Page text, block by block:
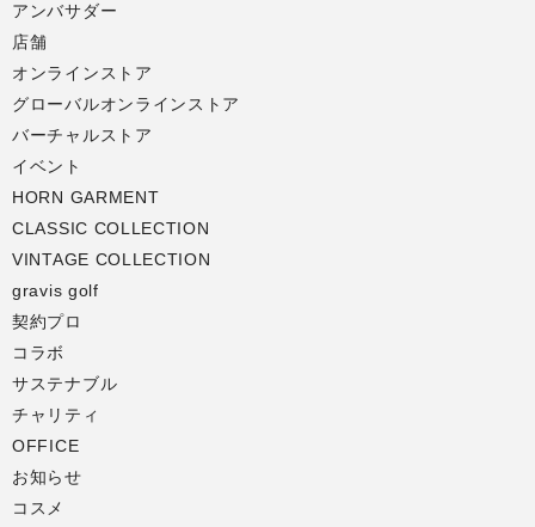
アンバサダー
店舗
オンラインストア
グローバルオンラインストア
バーチャルストア
イベント
HORN GARMENT
CLASSIC COLLECTION
VINTAGE COLLECTION
gravis golf
契約プロ
コラボ
サステナブル
チャリティ
OFFICE
お知らせ
コスメ